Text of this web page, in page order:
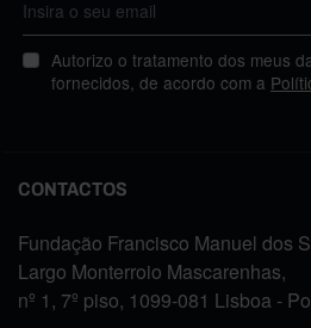
Autorizo o tratamento dos meus
fornecidos, de acordo com a
CONTACTOS
Fundação Francisco Manuel dos
Largo Monterroio Mascarenhas,
nº 1, 7º piso, 1099-081 Lisboa -